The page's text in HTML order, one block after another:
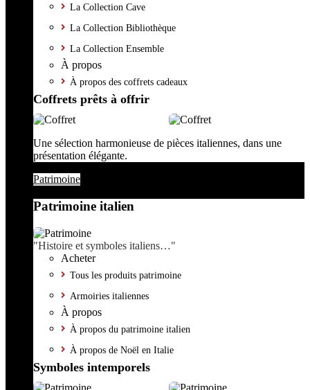
La Collection Cave
La Collection Bibliothèque
La Collection Ensemble
À propos
À propos des coffrets cadeaux
Coffrets prêts à offrir
Une sélection harmonieuse de pièces italiennes, dans une
présentation élégante.
Patrimoine
Patrimoine italien
"Histoire et symboles italiens…"
Acheter
Tous les produits patrimoine
Armoiries italiennes
À propos
À propos du patrimoine italien
À propos de Noël en Italie
Symboles intemporels